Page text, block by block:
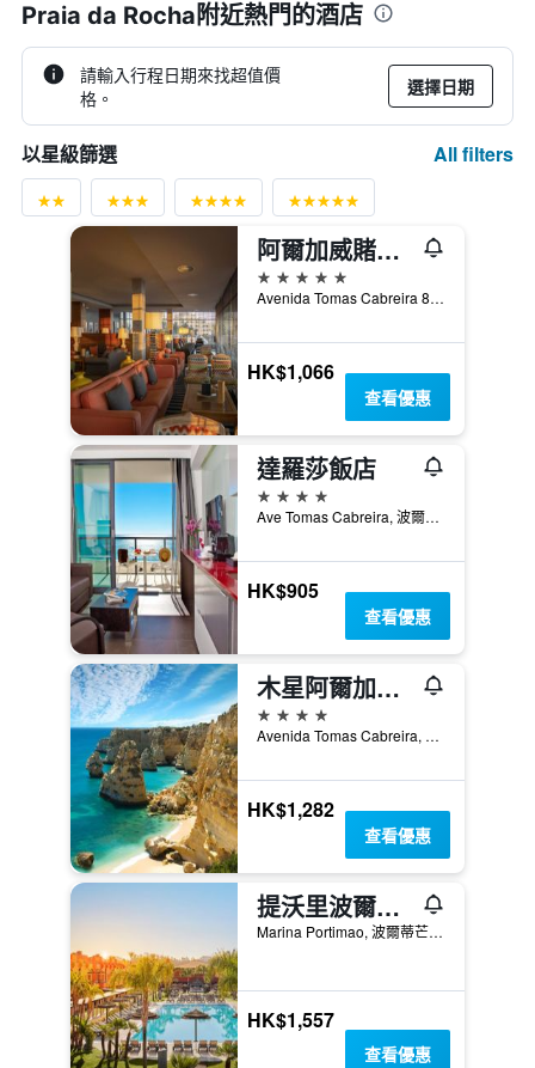
Praia da Rocha附近熱門的酒店
請輸入行程日期來找超值價
格。
選擇日期
以星級篩選 All filters
阿爾加威賭場酒店
5星級
Avenida Tomas Cabreira 8500-802 Praia da Rocha, 波爾蒂芒, 法魯區, 葡萄牙
HK$1,066
查看優惠
達羅莎飯店
4星級
Ave Tomas Cabreira, 波爾蒂芒, 法魯區, 葡萄牙
HK$905
查看優惠
木星阿爾加威酒店 - 波提茂
4星級
Avenida Tomas Cabreira, 92, 波爾蒂芒, 法魯區, 葡萄牙
HK$1,282
查看優惠
提沃里波爾蒂芒德濱海 - 波提茂
Marina Portimao, 波爾蒂芒, 法魯區, 葡萄牙
HK$1,557
查看優惠